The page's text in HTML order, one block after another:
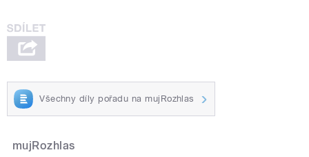
Všechny díly pořadu na mujRozhlas
mujRozhlas